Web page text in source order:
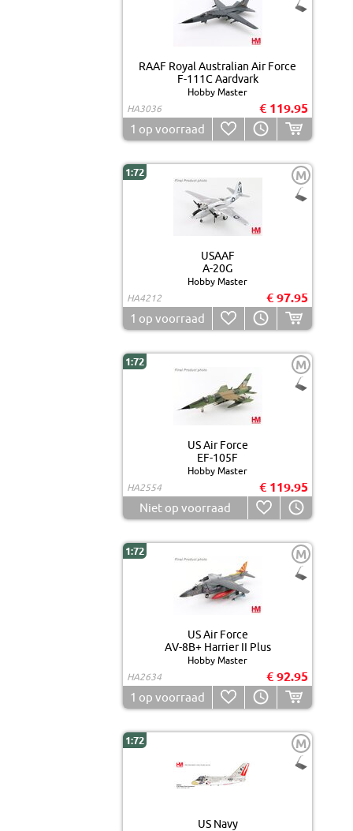
RAAF Royal Australian Air Force
F-111C Aardvark
Hobby Master
HA3036
€ 119.95
1 op voorraad
1:72 M
USAAF
A-20G
Hobby Master
HA4212
€ 97.95
1 op voorraad
1:72 M
US Air Force
EF-105F
Hobby Master
HA2554
€ 119.95
Niet op voorraad
1:72 M
US Air Force
AV-8B+ Harrier II Plus
Hobby Master
HA2634
€ 92.95
1 op voorraad
1:72 M
US Navy